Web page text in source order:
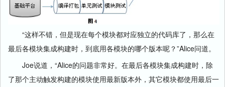
“这样不错，但是现在每个模块都对应独立的代码库了，那么在
最后各模块集成构建时，到底用各模块的哪个版本呢？”Alice问道。
Joe说道，“Alice的问题非常好。在最后各模块集成构建时，除
了那个主动触发构建的模块使用最新版本外，其它模块都使用最后一